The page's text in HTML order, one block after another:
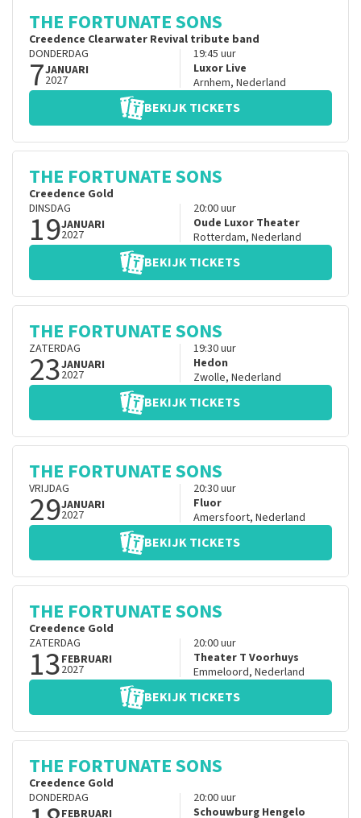
THE FORTUNATE SONS
Creedence Clearwater Revival tribute band
DONDERDAG
7JANUARI
2027
19:45 uur
Luxor Live
Arnhem, Nederland
BEKIJK TICKETS
THE FORTUNATE SONS
Creedence Gold
DINSDAG
19JANUARI
2027
20:00uur
Oude Luxor Theater
Rotterdam, Nederland
BEKIJK TICKETS
THE FORTUNATE SONS
ZATERDAG
23JANUARI
2027
19:30uur
Hedon
Zwolle, Nederland
BEKIJK TICKETS
THE FORTUNATE SONS
VRIJDAG
29JANUARI
2027
20:30uur
Fluor
Amersfoort, Nederland
BEKIJK TICKETS
THE FORTUNATE SONS
Creedence Gold
ZATERDAG
13FEBRUARI
2027
20:00uur
Theater T Voorhuys
Emmeloord, Nederland
BEKIJK TICKETS
THE FORTUNATE SONS
Creedence Gold
DONDERDAG
FEBRUARI
20:00uur
Schouwburg Hengelo